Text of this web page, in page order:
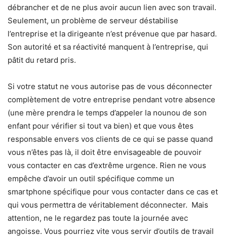
débrancher et de ne plus avoir aucun lien avec son travail.
Seulement, un problème de serveur déstabilise
l’entreprise et la dirigeante n’est prévenue que par hasard.
Son autorité et sa réactivité manquent à l’entreprise, qui
pâtit du retard pris.
Si votre statut ne vous autorise pas de vous déconnecter
complètement de votre entreprise pendant votre absence
(une mère prendra le temps d’appeler la nounou de son
enfant pour vérifier si tout va bien) et que vous êtes
responsable envers vos clients de ce qui se passe quand
vous n’êtes pas là, il doit être envisageable de pouvoir
vous contacter en cas d’extrême urgence. Rien ne vous
empêche d’avoir un outil spécifique comme un
smartphone spécifique pour vous contacter dans ce cas et
qui vous permettra de véritablement déconnecter. Mais
attention, ne le regardez pas toute la journée avec
angoisse. Vous pourriez vite vous servir d’outils de travail